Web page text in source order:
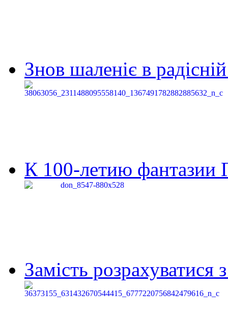
Знов шаленіє в
К 100-летию фантазии
Замість